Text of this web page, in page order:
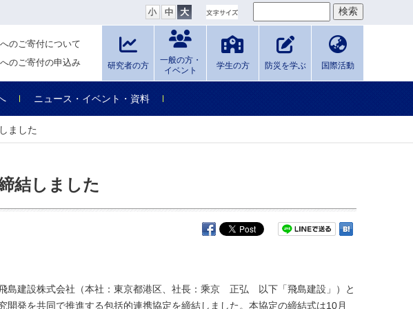
のご寄付について
のご寄付の申込み
研究者の方
一般の方・
イベント
学生の方 防災を学ぶ 国際活動
ニュース・イベント・資料
ました
結しました
島建設株式会社（本社：東京都港区、社長：乘京 正弘 以下「飛島建設」）と
発を共同で推進する包括的連携協定を締結しました。本協定の締結式は10月